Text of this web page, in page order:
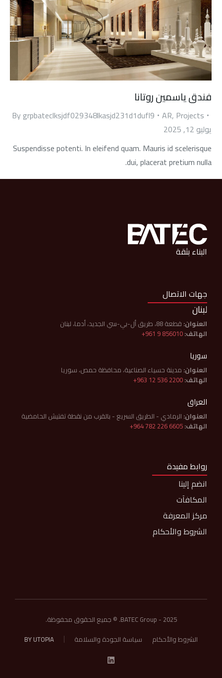
فندق ياسمين روتانا
AR, Projects
Bygrpbateclksjdf029348lkasjd231d1dufl9
يوليو 12, 2025
Suspendisse potenti. In eleifend quam. Mauris id scelerisque
dui, placerat pretium nulla.
البناء بثقة
جهات الاتصال
لبنان
العنوان: قطعة 88، طريق أل-بي-سي الجديد، أدما، لبنان
الهاتف:+961 9 856010
سوريا
العنوان: مدينة حسياء الصناعية، محافظة حمص، سوريا
الهاتف:+963 12 536 2200
العراق
العنوان: الرمادي - الطريق السريع - بالقرب من نقطة تفتيش الحامضية
الهاتف:+964 782 226 6605
روابط مفيدة
انضم إلينا
المكافآت
مركز المعرفة
الشروط والأحكام
BATEC Group - 2025. © جميع الحقوق محفوظة.
الشروط والأحكام
سياسة الجودة والسلامة BY UTOPIA